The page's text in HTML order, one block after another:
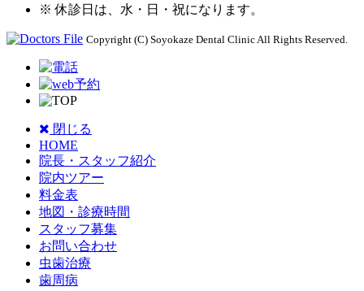
※ 休診日は、水・日・祝になります。
Copyright (C) Soyokaze Dental Clinic All Rights Reserved.
閉じる
HOME
院長・スタッフ紹介
院内ツアー
料金表
地図・診療時間
スタッフ募集
お問い合わせ
虫歯治療
歯周病